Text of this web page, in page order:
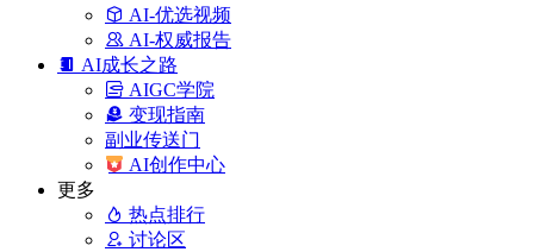
AI-优选视频
AI-权威报告
AI成长之路
AIGC学院
变现指南
副业传送门
AI创作中心
更多
热点排行
讨论区